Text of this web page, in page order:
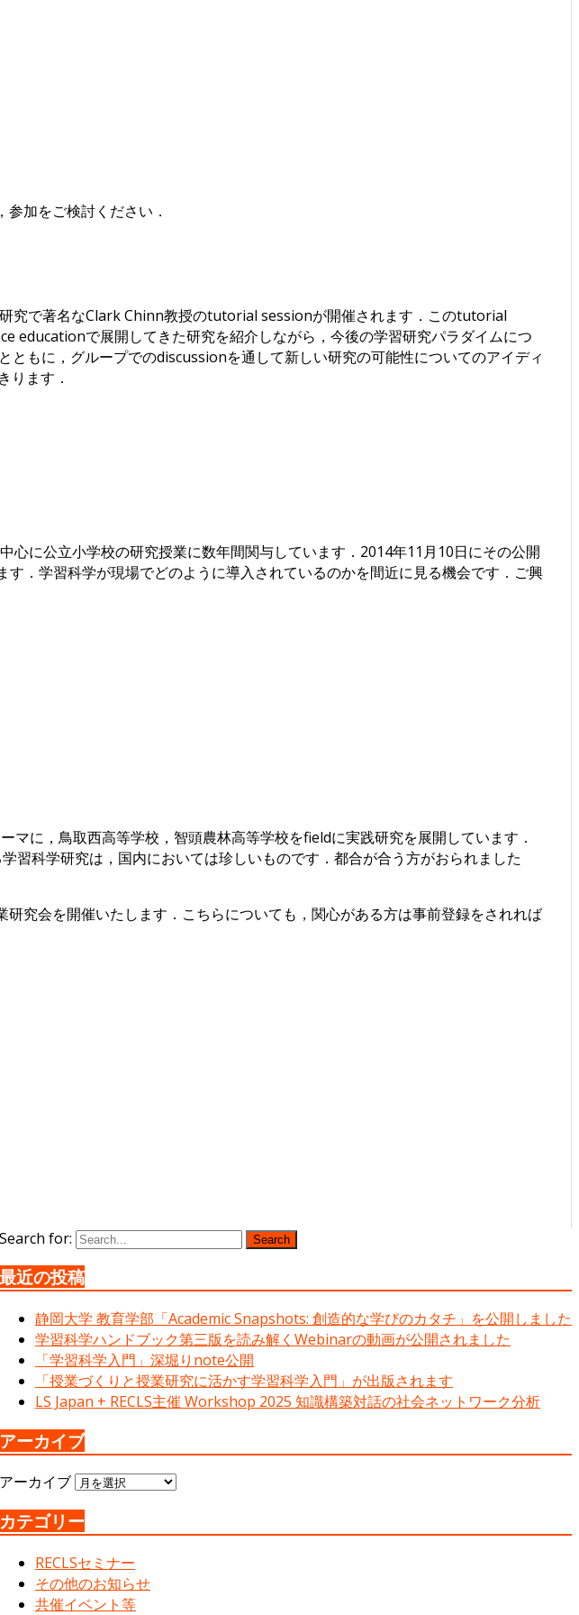
加をご検討ください．
究で著名なClark Chinn教授のtutorial sessionが開催されます．このtutorial
educationで展開してきた研究を紹介しながら，今後の学習研究パラダイムにつ
もに，グループでのdiscussionを通して新しい研究の可能性についてのアイディ
ります．
に公立小学校の研究授業に数年間関与しています．2014年11月10日にその公開
．学習科学が現場でどのように導入されているのかを間近に見る機会です．ご興
に，鳥取西高等学校，智頭農林高等学校をfieldに実践研究を展開しています．
習科学研究は，国内においては珍しいものです．都合が合う方がおられました
究会を開催いたします．こちらについても，関心がある方は事前登録をされれば
Search for:
Search
最近の投稿
静岡大学 教育学部「Academic Snapshots: 創造的な学びのカタチ」を公開しました
学習科学ハンドブック第三版を読み解くWebinarの動画が公開されました
「学習科学入門」深堀りnote公開
「授業づくりと授業研究に活かす学習科学入門」が出版されます
LS Japan + RECLS主催 Workshop 2025 知識構築対話の社会ネットワーク分析
アーカイブ
アーカイブ
カテゴリー
RECLSセミナー
その他のお知らせ
共催イベント等